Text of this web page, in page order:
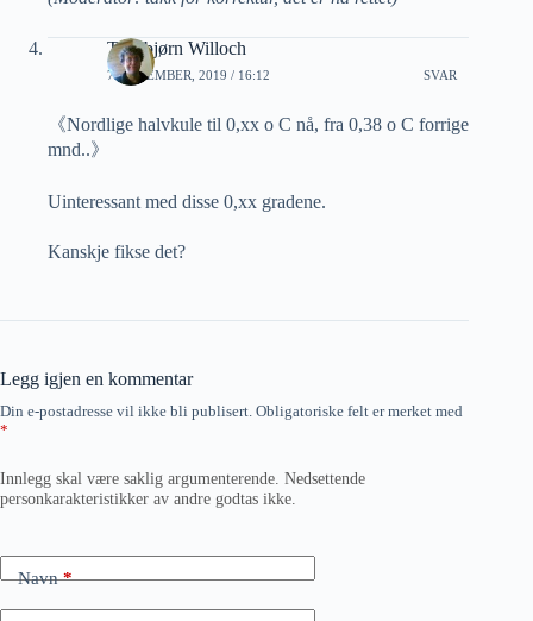
Thorbjørn Willoch
7 NOVEMBER, 2019 / 16:12 SVAR
《Nordlige halvkule til 0,xx o C nå, fra 0,38 o C forrige
mnd..》
Uinteressant med disse 0,xx gradene.
Kanskje fikse det?
Legg igjen en kommentar
Din e-postadresse vil ikke bli publisert. Obligatoriske felt er merket med
*
Innlegg skal være saklig argumenterende. Nedsettende
personkarakteristikker av andre godtas ikke.
Navn*